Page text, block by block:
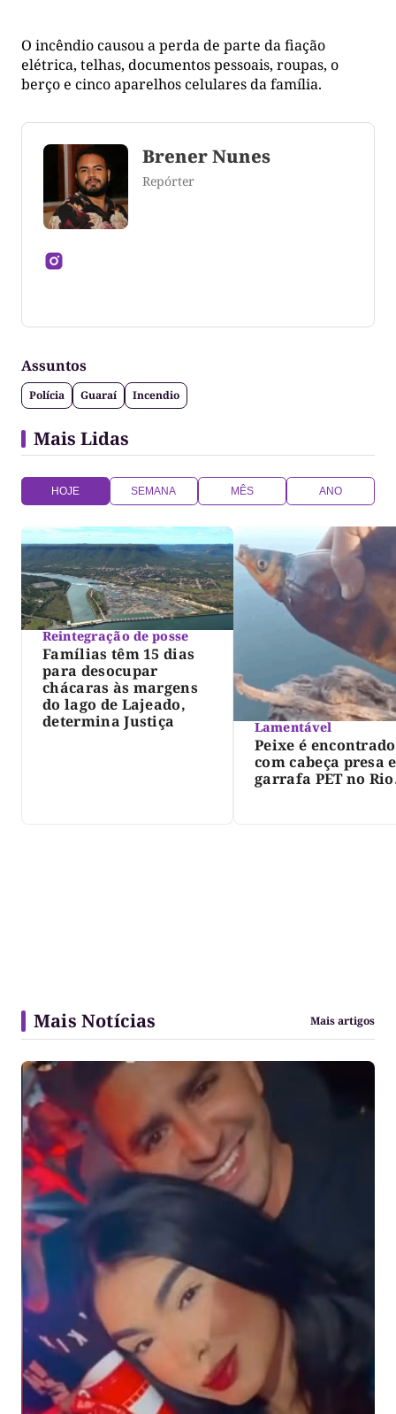
O incêndio causou a perda de parte da fiação
elétrica, telhas, documentos pessoais, roupas, o
berço e cinco aparelhos celulares da família.
Brener Nunes
Repórter
Tocantins
Assuntos
Polícia Guaraí Incendio
Mais Lidas
HOJE SEMANA MÊS ANO
Reintegração de posse
Famílias têm 15 dias
para desocupar
chácaras às margens
do lago de Lajeado,
determina Justiça
Lamentável
Peixe é encontrado
com cabeça presa
garrafa PET no Rio
Mais Notícias Mais artigos